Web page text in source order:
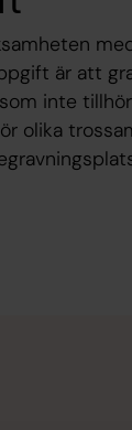
är att
inte
olika